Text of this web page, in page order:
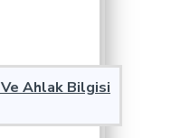
Ahlak Bilgisi